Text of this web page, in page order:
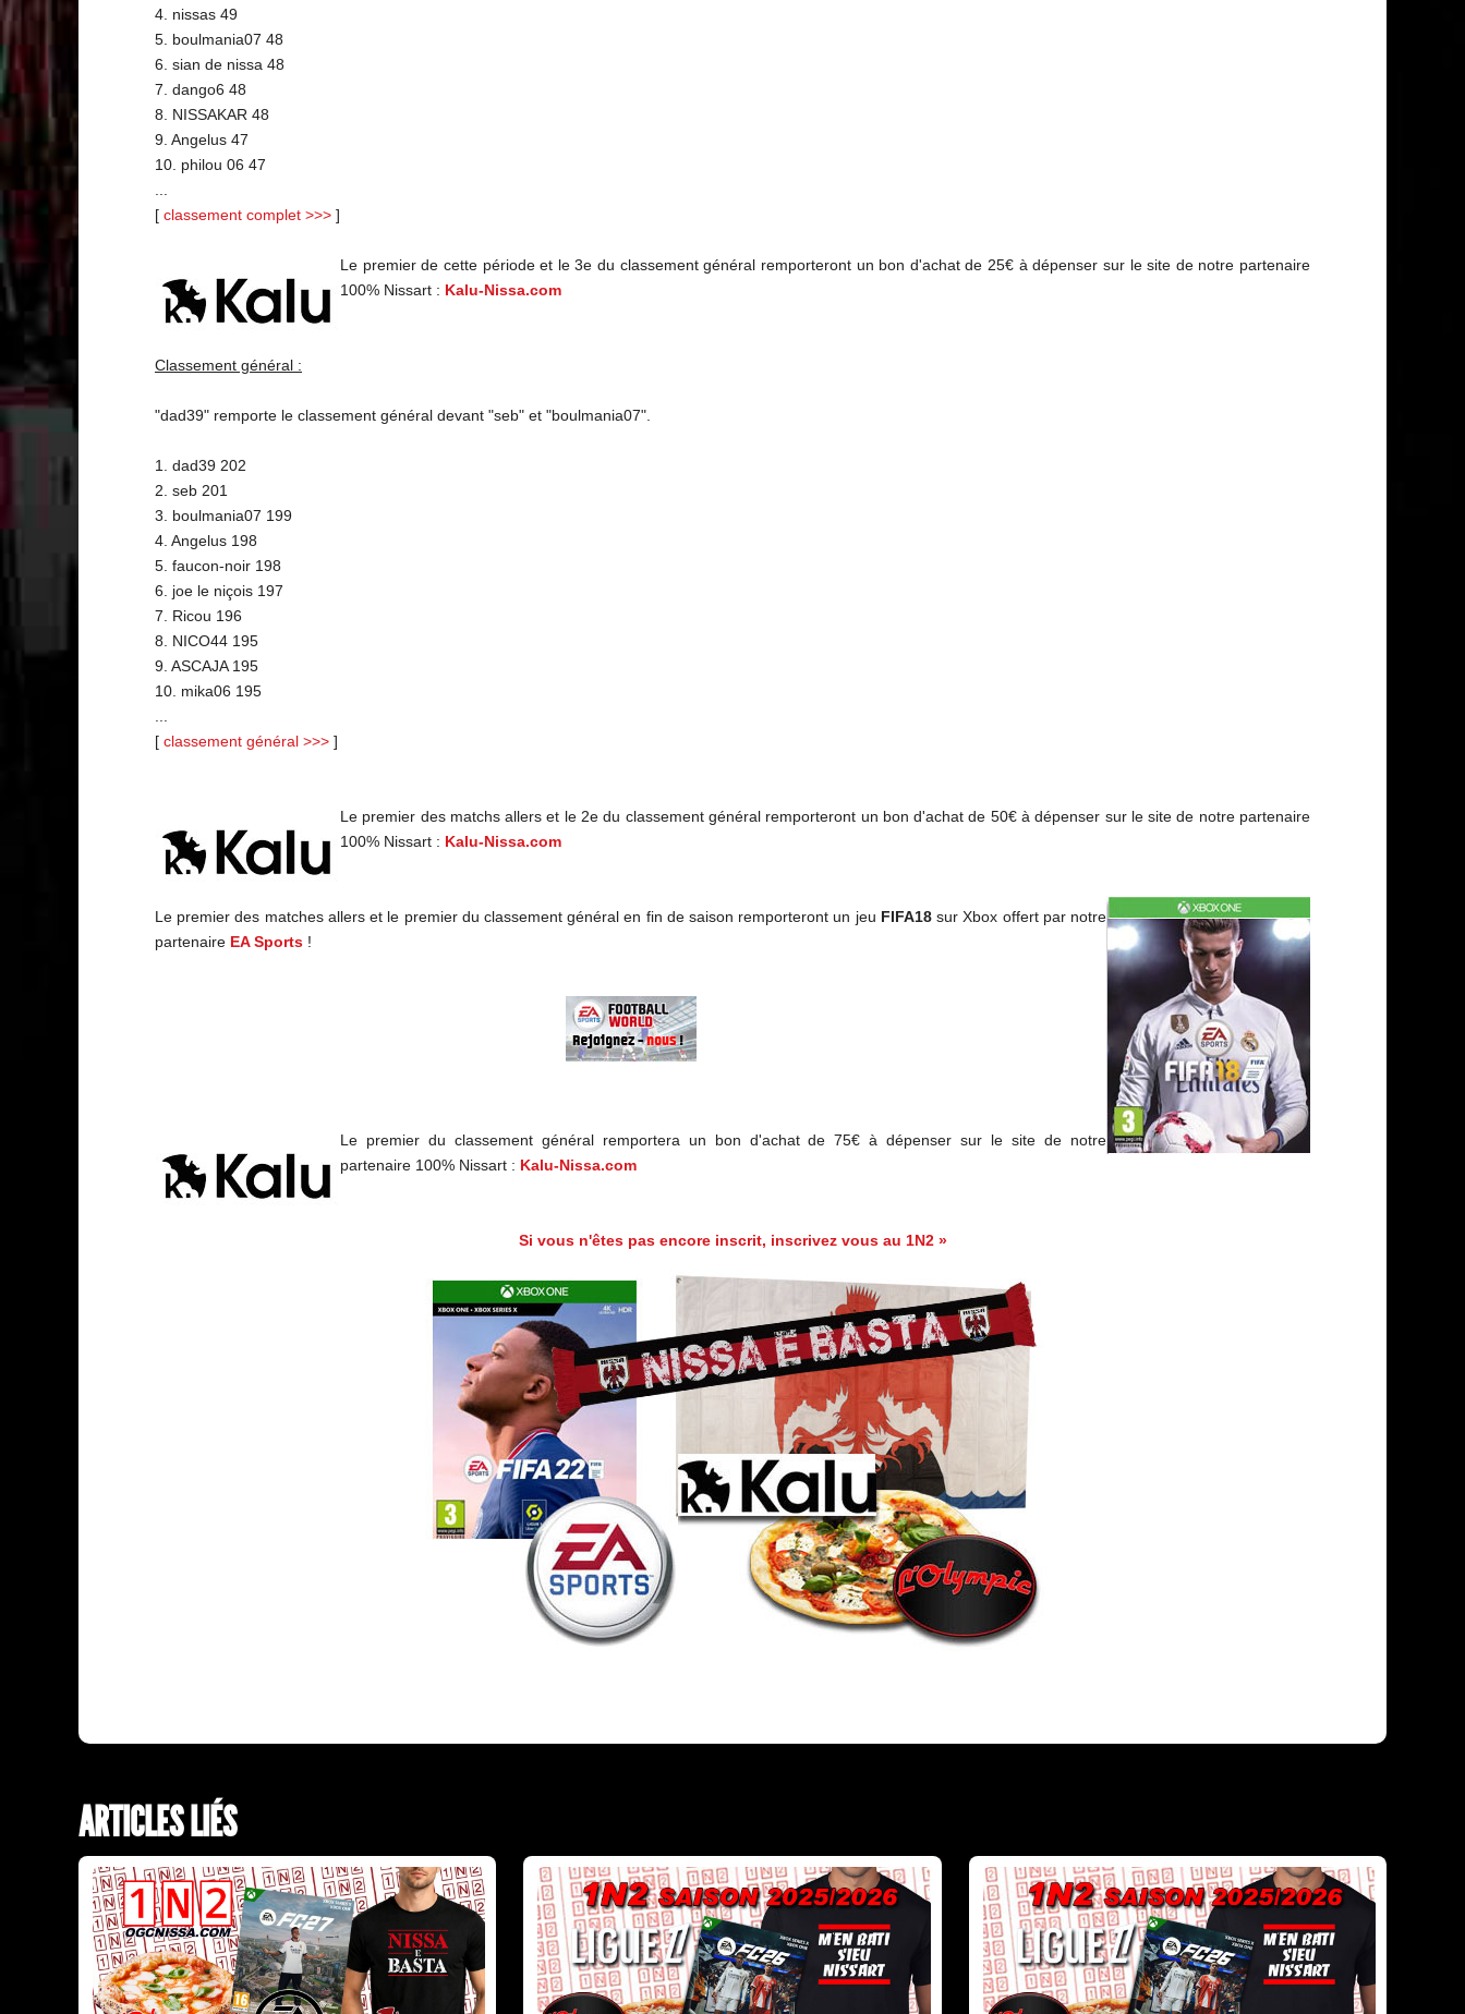
4. nissas 49
5. boulmania07 48
6. sian de nissa 48
7. dango6 48
8. NISSAKAR 48
9. Angelus 47
10. philou 06 47
...
[ classement complet >>> ]
Le premier de cette période et le 3e du classement général remporteront un bon d'achat de 25€ à dépenser sur le site de notre partenaire
100% Nissart : Kalu-Nissa.com
Classement général :
"dad39" remporte le classement général devant "seb" et "boulmania07".
1. dad39 202
2. seb 201
3. boulmania07 199
4. Angelus 198
5. faucon-noir 198
6. joe le niçois 197
7. Ricou 196
8. NICO44 195
9. ASCAJA 195
10. mika06 195
...
[ classement général >>> ]
Le premier des matchs allers et le 2e du classement général remporteront un bon d'achat de 50€ à dépenser sur le site de notre partenaire
100% Nissart : Kalu-Nissa.com
Le premier des matches allers et le premier du classement général en fin de saison remporteront un jeu FIFA18sur Xbox offert par notre
partenaire EA Sports !
Le premier du classement général remportera un bon d'achat de 75€ à dépenser sur le site de notre
partenaire 100% Nissart : Kalu-Nissa.com
Si vous n'êtes pas encore inscrit, inscrivez vous au 1N2 »
ARTICLES LIÉS